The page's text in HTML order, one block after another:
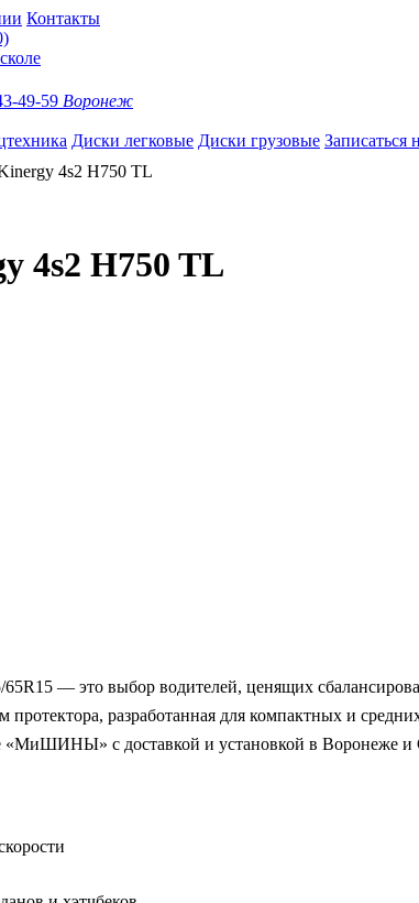
Контакты
49-59 Воронеж
Диски легковые Диски грузовые
4s2 H750 TL
4s2 H750 TL
— это выбор водителей, ценящих
разработанная для компактных и
«МиШИНЫ» с доставкой и установкой в Воронеже и